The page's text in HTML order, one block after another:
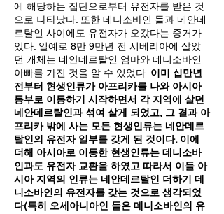
에 해당하는 집단으로부터 유전자를 받은 것
으로 나타났다. 또한 데니소바인 들과 네안데
르탈인 사이에도 유전자가 오갔다는 증거가
있다. 일예로 8만 9만년 전 시베리아에 살았
던 개체는 네안데르탈인 엄마와 데니소바인
아빠를 가진 것을 알 수 있었다. 이미 십만년
전부터 현생인류가 아프리카를 나와 아시아
동부로 이동하기 시작하면서 각 지역에 살던
네안데르탈인과 섞여 살게 되었고, 그 결과 아
프리카 밖에 사는 모든 현생인류는 네안데르
탈인의 유전자 일부를 갖게 된 것이다. 이에
더해 아시아로 이동한 현생인류는 데니소바
인과도 유전자 교환을 하였고 따라서 이들 아
시아 지역의 인류는 네안데르탈인 더하기 데
니소바인의 유전자를 갖는 것으로 생각되었
다(특히 오세아니아인 들은 데니소바인의 유